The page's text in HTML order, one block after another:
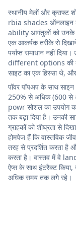
स्थानीय मेलों और क्राफ्ट
rbia shades ऑनलाइन
ability आगंतुकों को उनके
एक आकर्षक तरीके से
पर्याप्त समाधान नहीं
different options की
साइट का एक हिस्सा थे,
पॉवर पॉपअप के साथ
250% से अधिक (600 से
powr सोशल का उपयोग
तक बढ़ा दिया है। उनकी
ग्राहकों को शीघ्रता से
होमपेज हैं कि वास्तविक
तरह से प्रदर्शित करता है
करता है। वास्तव में वे
ऐप्स के साथ इंटरैक्ट किया,
अधिक समय तक लगे रहे।